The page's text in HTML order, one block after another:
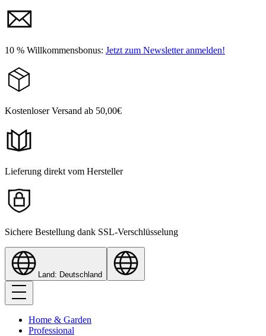
10 % Willkommensbonus: Jetzt zum Newsletter anmelden!
Kostenloser Versand ab 50,00€
Lieferung direkt vom Hersteller
Sichere Bestellung dank SSL-Verschlüsselung
Land: Deutschland
Home & Garden
Professional